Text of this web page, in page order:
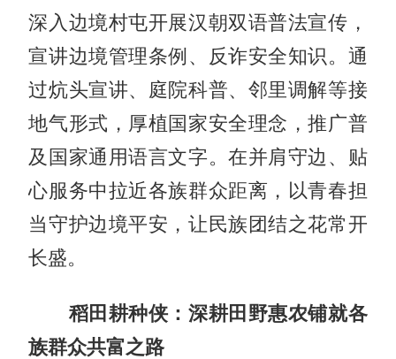
深入边境村屯开展汉朝双语普法宣传，
宣讲边境管理条例、反诈安全知识。通
过炕头宣讲、庭院科普、邻里调解等接
地气形式，厚植国家安全理念，推广普
及国家通用语言文字。在并肩守边、贴
心服务中拉近各族群众距离，以青春担
当守护边境平安，让民族团结之花常开
长盛。
稻田耕种侠：深耕田野惠农铺就各
族群众共富之路